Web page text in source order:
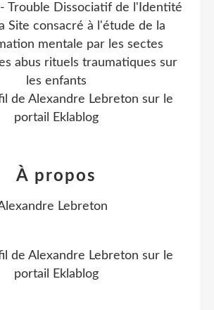
Trouble Dissociatif de l'Identité
Site consacré à l'étude de la
mentale par les sectes
abus rituels traumatiques sur
les enfants
de Alexandre Lebreton sur le
portail Eklablog
À propos
de Alexandre Lebreton sur le
portail Eklablog